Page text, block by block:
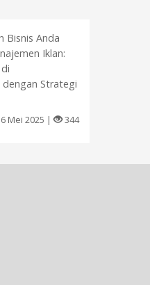
Bisnis Anda
Iklan:
dengan Strategi
Mei 2025 | 344